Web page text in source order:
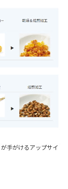
手がけるアップサイ